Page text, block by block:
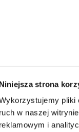
Niniejsza strona
pliki
ruch w naszej
reklamowym i
na nasze